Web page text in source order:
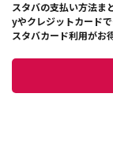
スタバの支払い方法ま
yやクレジットカード
スタバカード利用がお